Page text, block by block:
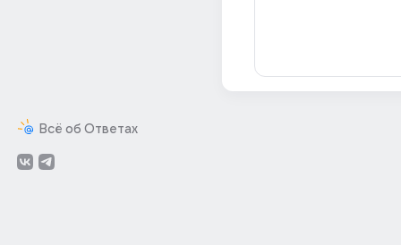
Всё об Ответах